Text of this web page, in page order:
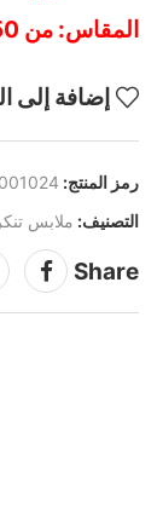
المقاس: من 50 كيلو – 75 كيلو
إضافة إلى
رمز المنتج:
التصنيف: ملابس تنكر
Share